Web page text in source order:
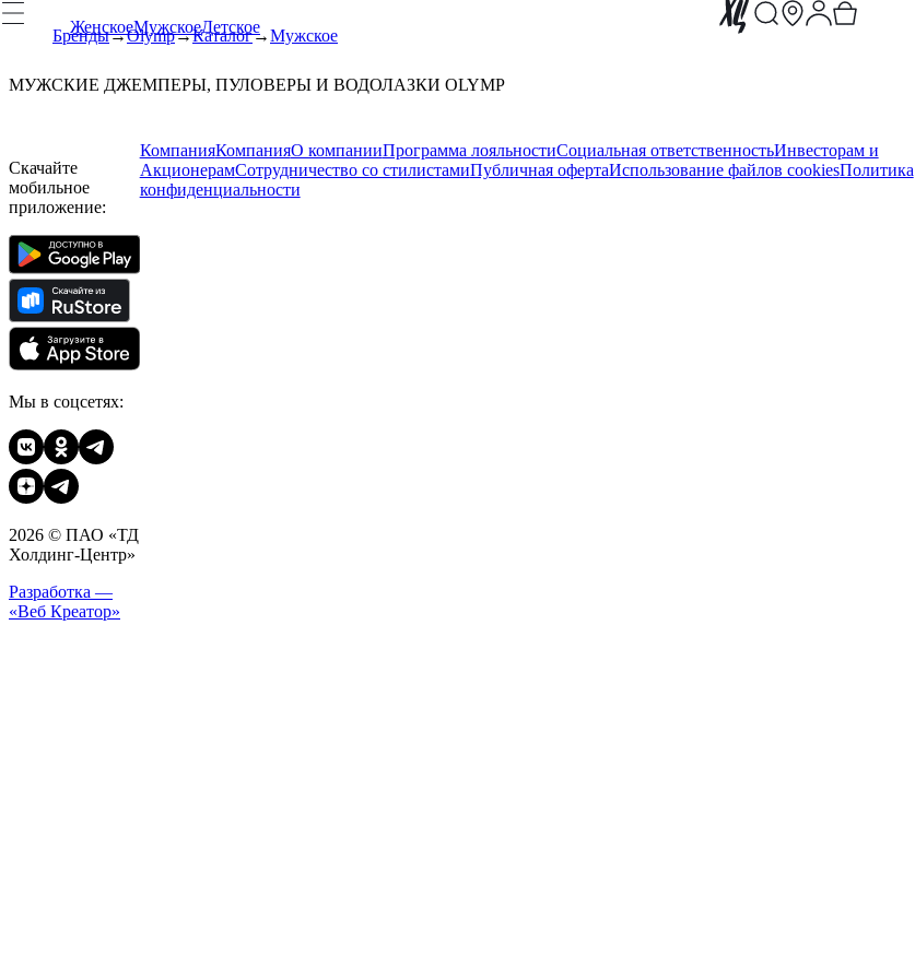
ЖенскоеМужскоеДетское
Бренды Olymp Каталог Мужское
МУЖСКИЕ ДЖЕМПЕРЫ, ПУЛОВЕРЫ И ВОДОЛАЗКИ OLYMP
Скачайте
мобильное
приложение:
Мы в соцсетях:
2026 © ПАО «ТД
Холдинг-Центр»
Разработка —
«Веб Креатор»
КомпанияКомпанияО компанииПрограмма лояльностиСоциальная ответственностьИнвесторам и
АкционерамСотрудничество со стилистамиПубличная офертаИспользование файлов cookiesПолитика
конфиденциальности